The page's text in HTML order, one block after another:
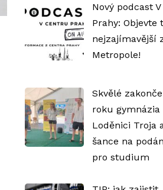
Nový podcast
Prahy: Objevte
nejzajímavější
Metropole!
Skvělé
roku gymnázia
Loděnici Troja
šance na
pro studium